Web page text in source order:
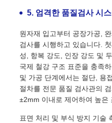
5. 엄격한 품질검사 시스
원자재 입고부터 공장가공,
검사를 시행하고 있습니다.
성, 항복 강도, 인장 강도 및
국제 철강 구조 표준을 충족
및 가공 단계에서는 절단, 용
절차를 전문 품질 검사관의
±2mm 이내로 제어하여 높은
표면 처리 및 부식 방지 기술